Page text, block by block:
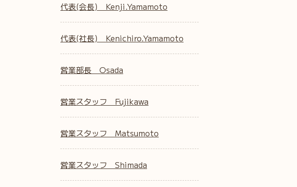
代表(会長) Kenji.Yamamoto
代表(社長) Kenichiro.Yamamoto
営業部長 Osada
営業スタッフ Fujikawa
営業スタッフ Matsumoto
営業スタッフ Shimada